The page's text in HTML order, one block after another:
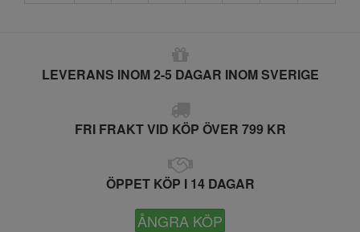
LEVERANS INOM 2-5 DAGAR INOM SVERIGE
FRI FRAKT VID KÖP ÖVER 799 KR
ÖPPET KÖP I 14 DAGAR
ÅNGRA KÖP